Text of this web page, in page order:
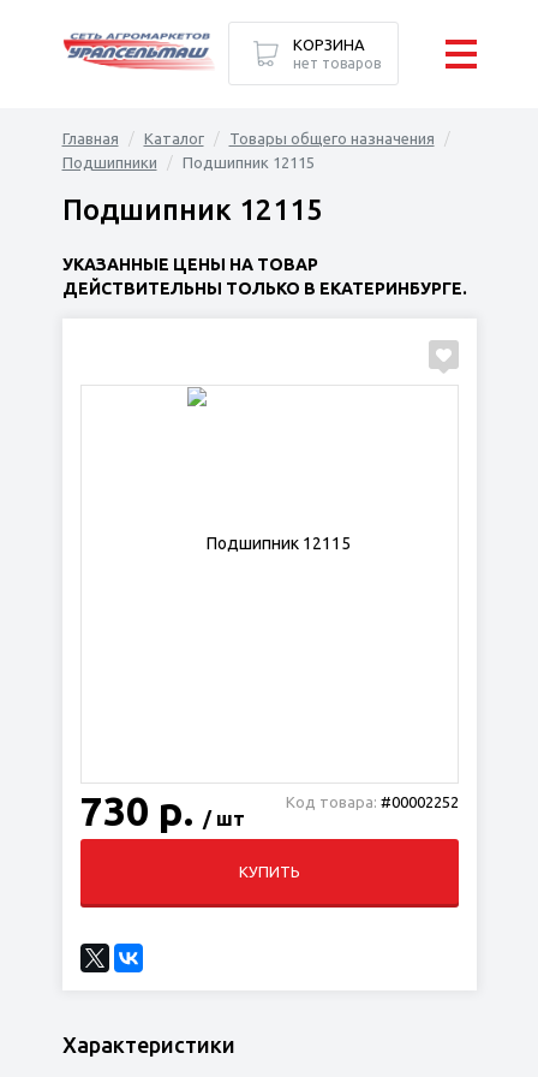
Главная Каталог
Товары общего назначения
Подшипники
Подшипник 12115
Подшипник 12115
УКАЗАННЫЕ ЦЕНЫ НА ТОВАР
ДЕЙСТВИТЕЛЬНЫ ТОЛЬКО В ЕКАТЕРИНБУРГЕ.
Код товара: #00002252
730 р. / шт
КУПИТЬ
Характеристики
КОРЗИНА
нет товаров